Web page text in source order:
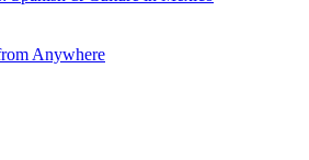
Anywhere